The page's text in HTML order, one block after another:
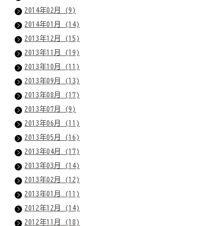
2014年02月 (9)
2014年01月 (14)
2013年12月 (15)
2013年11月 (19)
2013年10月 (11)
2013年09月 (13)
2013年08月 (17)
2013年07月 (9)
2013年06月 (11)
2013年05月 (16)
2013年04月 (17)
2013年03月 (14)
2013年02月 (12)
2013年01月 (11)
2012年12月 (14)
2012年11月 (18)